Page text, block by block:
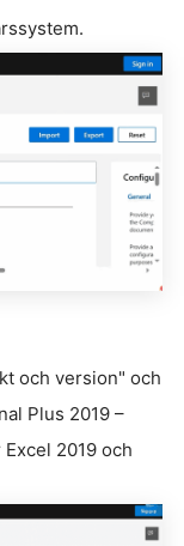
och version" och
Plus 2019 –
2019 och